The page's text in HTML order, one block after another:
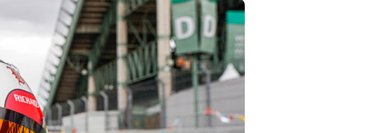
DERECHO DE PRIMERA OPCIÓN
REFORESTEMOS JUNTOS
MOTORSPORT ACADEMY
VOLUNTARIOS
EXPOSICIÓN FOTOGRÁFICA
CAMPEONATO
MEXICOGP
INTERACTIVOS
ACREDITACIONES